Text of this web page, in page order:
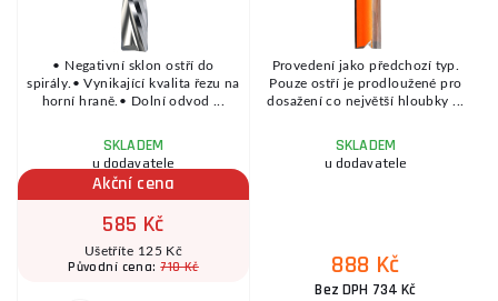
• Negativní sklon ostří do
spirály.• Vynikající kvalita řezu na
horní hraně.• Dolní odvod ...
SKLADEM
u dodavatele
Akční cena
585 Kč
Ušetříte 125 Kč
Původní cena:710 Kč
Provedení jako předchozí typ.
Pouze ostří je prodloužené pro
dosažení co největší hloubky ...
SKLADEM
u dodavatele
888 Kč
Bez DPH 734 Kč